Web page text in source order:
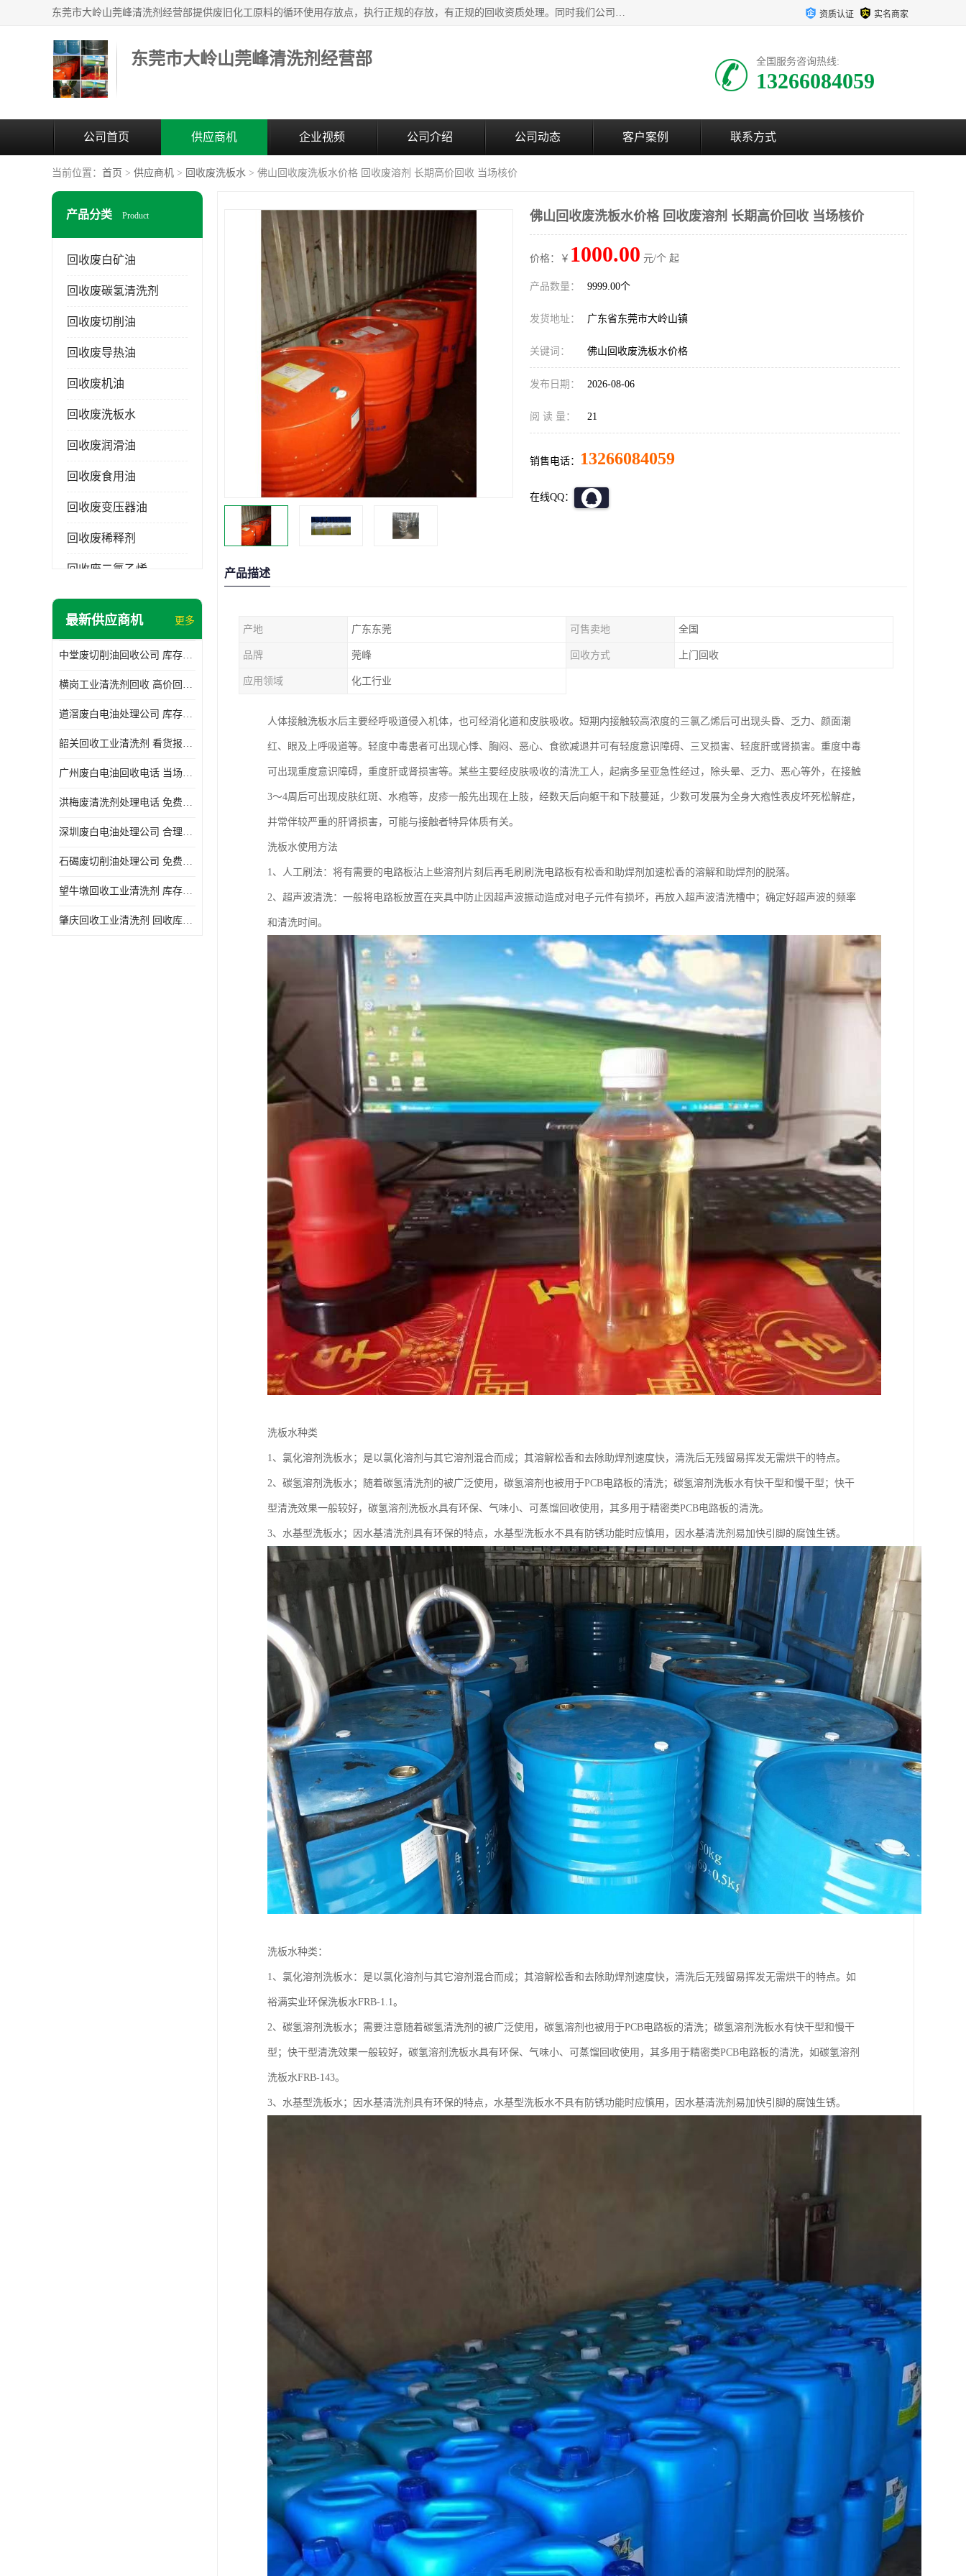
东莞市大岭山莞峰清洗剂经营部提供废旧化工原料的循环使用存放点，执行正规的存放，有正规的回收资质处理。同时我们公司批发零售回收级清洗剂，废液压油、废变压油、废清洗剂、脱模油、再生基础油，质量保证。 资质认证 实名商家
东莞市大岭山莞峰清洗剂经营部 全国服务咨询热线:
13266084059
公司首页 供应商机 企业视频 公司介绍 公司动态 客户案例 联系方式
当前位置： 首页 > 供应商机 > 回收废洗板水 > 佛山回收废洗板水价格 回收废溶剂 长期高价回收 当场核价
产品分类 Product
回收废白矿油
回收废碳氢清洗剂
回收废切削油
回收废导热油
回收废机油
回收废洗板水
回收废润滑油
回收废食用油
回收废变压器油
回收废稀释剂
回收废二氯乙烯
回收废清洗剂
回收废三氯乙烯
回收废清洗液
最新供应商机 更多
中堂废切削油回收公司 库存积压回收 义乌市永峰贸易商行
横岗工业清洗剂回收 高价回收 量大量小均可
道滘废白电油处理公司 库存积压回收 量大量小均可
韶关回收工业清洗剂 看货报价 欢迎电话咨询
广州废白电油回收电话 当场结算 现款结算
洪梅废清洗剂处理电话 免费估价 大量尾货回收
深圳废白电油处理公司 合理估价 上门评估报价
石碣废切削油处理公司 免费估价 量大量小均可
望牛墩回收工业清洗剂 库存积压回收 大量尾货回收
肇庆回收工业清洗剂 回收库存 量大量小均可
佛山回收废洗板水价格 回收废溶剂 长期高价回收 当场核价
价格：￥ 1000.00 元/个 起
产品数量： 9999.00个
发货地址： 广东省东莞市大岭山镇
关键词： 佛山回收废洗板水价格
发布日期： 2026-08-06
阅 读 量： 21
销售电话： 13266084059
在线QQ：
产品描述
产地 广东东莞 可售卖地 全国
品牌 莞峰 回收方式 上门回收
应用领域 化工行业
人体接触洗板水后主要经呼吸道侵入机体，也可经消化道和皮肤吸收。短期内接触较高浓度的三氯乙烯后可出现头昏、乏力、颜面潮
红、眼及上呼吸道等。轻度中毒患者可出现心悸、胸闷、恶心、食欲减退并可有轻度意识障碍、三叉损害、轻度肝或肾损害。重度中毒
可出现重度意识障碍，重度肝或肾损害等。某些主要经皮肤吸收的清洗工人，起病多呈亚急性经过，除头晕、乏力、恶心等外，在接触
3～4周后可出现皮肤红斑、水疱等，皮疹一般先出现在上肢，经数天后向躯干和下肢蔓延，少数可发展为全身大疱性表皮坏死松解症，
并常伴较严重的肝肾损害，可能与接触者特异体质有关。
洗板水使用方法
1、人工刷法：将有需要的电路板沾上些溶剂片刻后再毛刷刷洗电路板有松香和助焊剂加速松香的溶解和助焊剂的脱落。
2、超声波清洗：一般将电路板放置在夹具中防止因超声波振动造成对电子元件有损坏，再放入超声波清洗槽中；确定好超声波的频率
和清洗时间。
洗板水种类
1、氯化溶剂洗板水；是以氯化溶剂与其它溶剂混合而成；其溶解松香和去除助焊剂速度快，清洗后无残留易挥发无需烘干的特点。
2、碳氢溶剂洗板水；随着碳氢清洗剂的被广泛使用，碳氢溶剂也被用于PCB电路板的清洗；碳氢溶剂洗板水有快干型和慢干型；快干
型清洗效果一般较好，碳氢溶剂洗板水具有环保、气味小、可蒸馏回收使用，其多用于精密类PCB电路板的清洗。
3、水基型洗板水；因水基清洗剂具有环保的特点，水基型洗板水不具有防锈功能时应慎用，因水基清洗剂易加快引脚的腐蚀生锈。
洗板水种类：
1、氯化溶剂洗板水：是以氯化溶剂与其它溶剂混合而成；其溶解松香和去除助焊剂速度快，清洗后无残留易挥发无需烘干的特点。如
裕满实业环保洗板水FRB-1.1。
2、碳氢溶剂洗板水；需要注意随着碳氢清洗剂的被广泛使用，碳氢溶剂也被用于PCB电路板的清洗；碳氢溶剂洗板水有快干型和慢干
型；快干型清洗效果一般较好，碳氢溶剂洗板水具有环保、气味小、可蒸馏回收使用，其多用于精密类PCB电路板的清洗，如碳氢溶剂
洗板水FRB-143。
3、水基型洗板水；因水基清洗剂具有环保的特点，水基型洗板水不具有防锈功能时应慎用，因水基清洗剂易加快引脚的腐蚀生锈。